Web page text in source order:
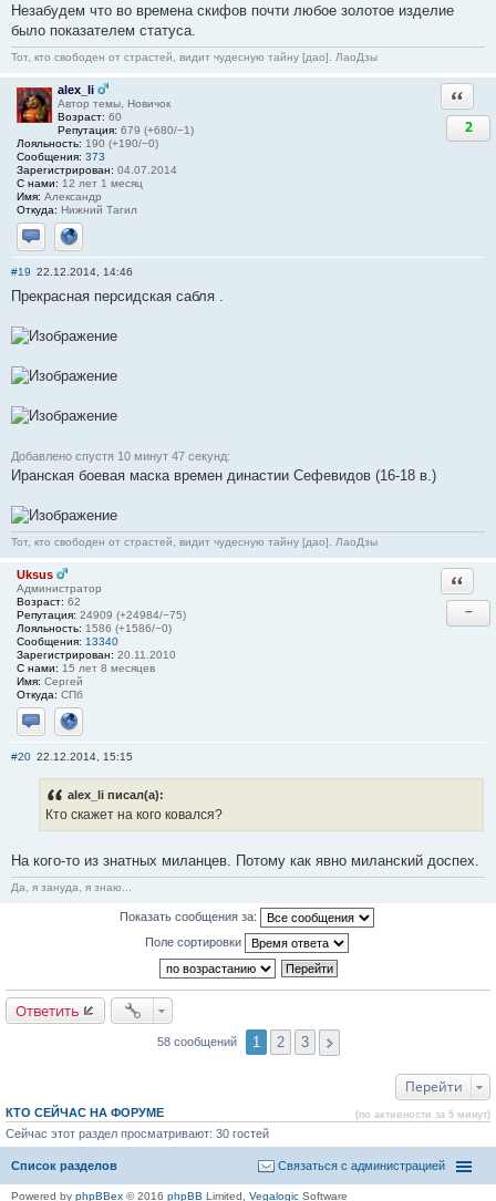
Незабудем что во времена скифов почти любое золотое изделие
было показателем статуса.
Тот, кто свободен от страстей, видит чудесную тайну [дао]. ЛаоДзы
alex_li
Автор темы, Новичок
Возраст: 60
Репутация: 679 (+680/−1)
Лояльность: 190 (+190/−0)
Сообщения: 373
Зарегистрирован: 04.07.2014
С нами: 12 лет 1 месяц
Имя: Александр
Откуда: Нижний Тагил
Отправить личное сообщение
Сайт
2
#19 22.12.2014, 14:46
Прекрасная персидская сабля .
Добавлено спустя 10 минут 47 секунд:
Иранская боевая маска времен династии Сефевидов (16-18 в.)
Тот, кто свободен от страстей, видит чудесную тайну [дао]. ЛаоДзы
Uksus
Администратор
Возраст: 62
Репутация: 24909 (+24984/−75)
Лояльность: 1586 (+1586/−0)
Сообщения: 13340
Зарегистрирован: 20.11.2010
С нами: 15 лет 8 месяцев
Имя: Сергей
Откуда: СПб
Отправить личное сообщение
Сайт
−
#20 22.12.2014, 15:15
alex_li писал(а):
Кто скажет на кого ковался?
На кого-то из знатных миланцев. Потому как явно миланский доспех.
Да, я зануда, я знаю...
Показать сообщения за:
Поле сортировки
Ответить
58 сообщений 1 2 3
Перейти
КТО СЕЙЧАС НА ФОРУМЕ (по активности за 5 минут)
Сейчас этот раздел просматривают: 30 гостей
Список разделов Связаться с администрацией
Powered by phpBBex © 2016 phpBB Limited, Vegalogic Software